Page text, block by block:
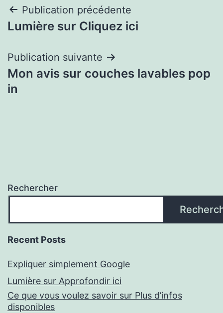
Navigation
de
l’article
Publication précédente
Lumière sur Cliquez ici
Publication suivante
Mon avis sur couches lavables pop
in
Rechercher
Recent Posts
Expliquer simplement Google
Lumière sur Approfondir ici
Ce que vous voulez savoir sur Plus d’infos
disponibles